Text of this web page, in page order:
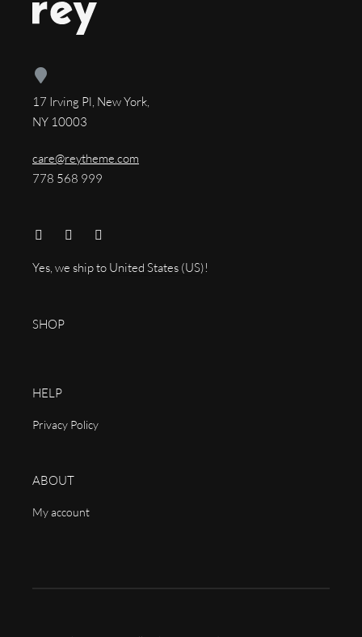
17 Irving Pl, New York,
NY 10003
care@reytheme.com
778 568 999
Yes, we ship to United States (US)!
SHOP
HELP
Privacy Policy
ABOUT
My account